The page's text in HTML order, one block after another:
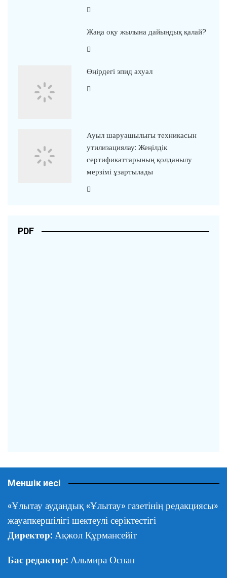
Жаңа оқу жылына дайындық қалай?
Өңірдегі эпид ахуал
Ауыл шаруашылығы техникасын
утилизациялау: Жеңілдік
сертификаттарының қолданылу
мерзімі ұзартылады
PDF
Меншік иесі
«Ұлытау аудандық «Ұлытау» газетінің редакциясы»
жауапкершілігі шектеулі серіктестігі
Директор: Ақжол Құрмансейіт
Бас редактор: Альмира Оспан